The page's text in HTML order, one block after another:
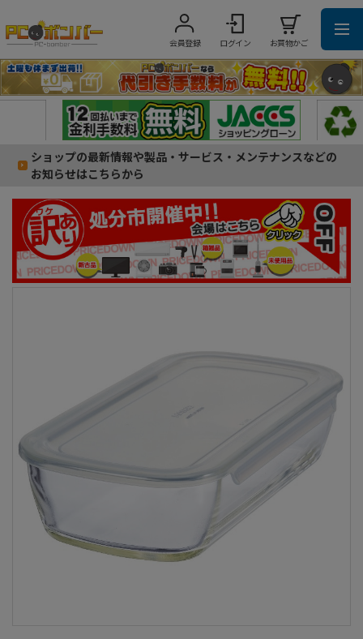
会員登録 ログイン お買物かご
ショップの最新情報や製品・サービス・メンテナンスなどの
お知らせはこちらから